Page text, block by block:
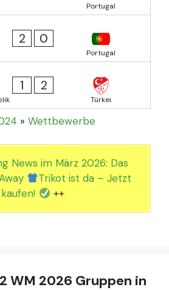
Portugal
2 0
Portugal
1 2
Türkei
» Wettbewerbe
News im März 2026: Das
Trikot ist da – Jetzt
kaufen!
++
WM 2026 Gruppen in